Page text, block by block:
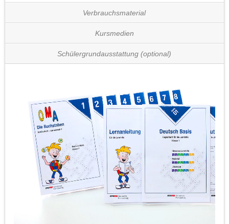
Verbrauchsmaterial
Kursmedien
Schülergrundausstattung (optional)